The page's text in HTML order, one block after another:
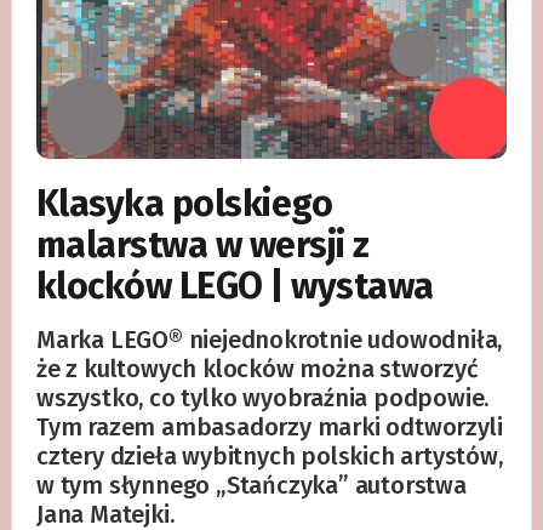
Klasyka polskiego
malarstwa w wersji z
klocków LEGO | wystawa
Marka LEGO® niejednokrotnie udowodniła,
że z kultowych klocków można stworzyć
wszystko, co tylko wyobraźnia podpowie.
Tym razem ambasadorzy marki odtworzyli
cztery dzieła wybitnych polskich artystów,
w tym słynnego „Stańczyka” autorstwa
Jana Matejki.